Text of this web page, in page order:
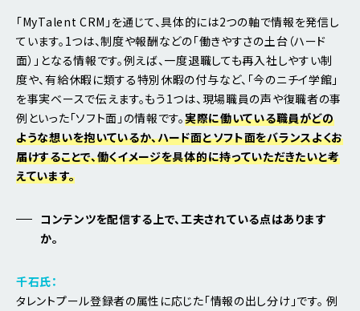
「MyTalent CRM」を通じて、具体的には2つの軸で情報を発信し
ています。1つは、制度や報酬などの「働きやすさの土台（ハード
面）」となる情報です。例えば、一度退職しても再入社しやすい制
度や、有給休暇に類する特別休暇の付与など、「今のニチイ学館」
を事実ベースで伝えます。もう1つは、現場職員の声や復職者の事
例といった「ソフト面」の情報です。実際に働いている職員がどの
ような想いを抱いているか、ハード面とソフト面をバランスよくお
届けすることで、働くイメージを具体的に持っていただきたいと考
えています。
コンテンツを配信する上で、工夫されている点はあります
か。
千石氏：
タレントプール登録者の属性に応じた「情報の出し分け」です。 例